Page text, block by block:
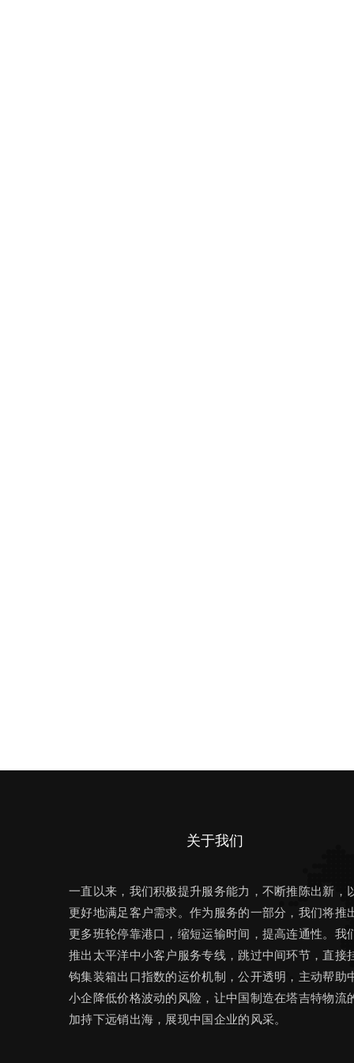
关于我们
一直以来，我们积极提升服务能力，不断推陈出新，
更好地满足客户需求。作为服务的一部分，我们将推
更多班轮停靠港口，缩短运输时间，提高连通性。我
推出太平洋中小客户服务专线，跳过中间环节，直接
钩集装箱出口指数的运价机制，公开透明，主动帮助
小企降低价格波动的风险，让中国制造在塔吉特物流
加持下远销出海，展现中国企业的风采。